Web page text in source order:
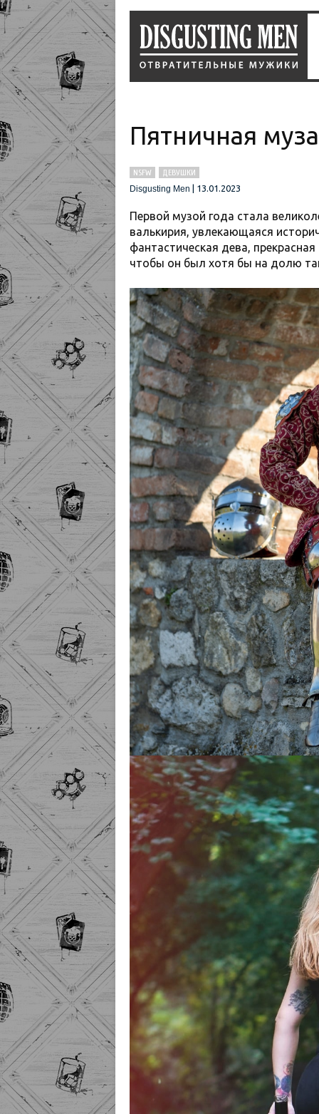
Пятничная
NSFW
ДЕВУШКИ
Disgusting Men
13.01.2023
Первой музой года стала
валькирия, увлекающаяся
фантастическая дева,
чтобы он был хотя бы на долю